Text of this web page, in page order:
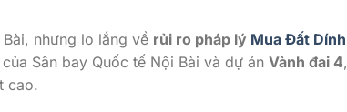
nhưng lo lắng về rủi ro pháp lý Mua Đất Dính
Sân bay Quốc tế Nội Bài và dự án Vành đai 4,
cao.